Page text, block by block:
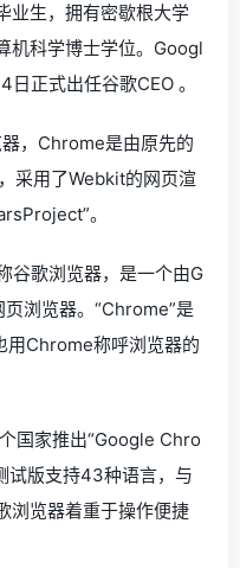
业生，拥有密歇根大学
机科学博士学位。Googl
正式出任谷歌CEO 。
，Chrome是由原先的
采用了Webkit的网页渲
。
谷歌浏览器，是一个由G
浏览器。“Chrome”是
用Chrome称呼浏览器的
国家推出“Google Chro
试版支持43种语言，与
浏览器着重于操作便捷